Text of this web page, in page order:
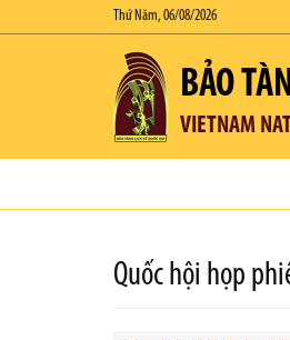
Thứ Năm, 06/08/2026
BẢO
VIETNAM
Quốc hội họp